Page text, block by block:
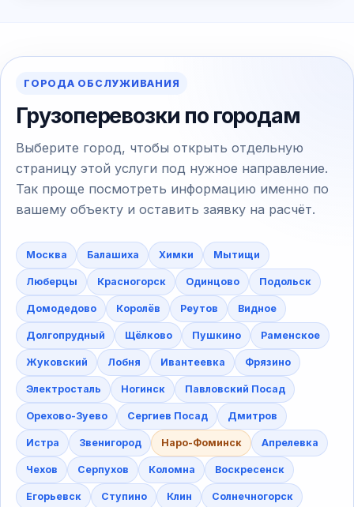
ГОРОДА ОБСЛУЖИВАНИЯ
Грузоперевозки по городам
Выберите город, чтобы открыть отдельную
страницу этой услуги под нужное направление.
Так проще посмотреть информацию именно по
вашему объекту и оставить заявку на расчёт.
Москва Балашиха Химки Мытищи
Люберцы Красногорск Одинцово Подольск
Домодедово Королёв Реутов Видное
Долгопрудный Щёлково Пушкино Раменское
Жуковский Лобня Ивантеевка Фрязино
Электросталь Ногинск Павловский Посад
Орехово-Зуево Сергиев Посад Дмитров
Истра Звенигород Наро-Фоминск Апрелевка
Чехов Серпухов Коломна Воскресенск
Егорьевск Ступино Клин Солнечногорск